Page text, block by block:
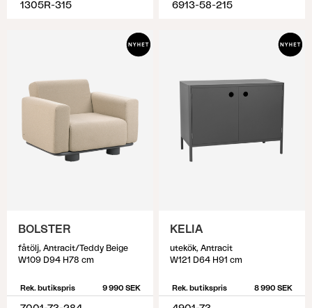
1305R-315 6913-58-215
BOLSTER
fåtölj, Antracit/Teddy Beige
W109 D94 H78 cm
Rek. butikspris 9 990 SEK
KELIA
utekök, Antracit
W121 D64 H91 cm
Rek. butikspris 8 990 SEK